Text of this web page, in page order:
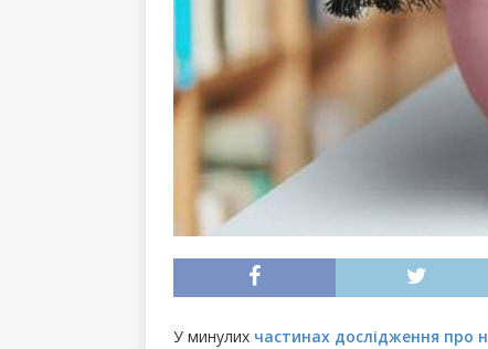
У минулих частинах дослідження про